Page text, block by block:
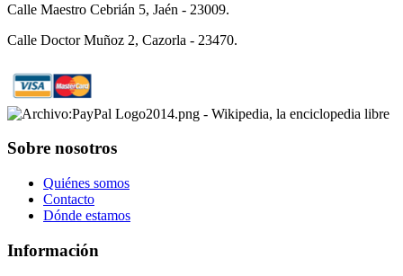
Calle Maestro Cebrián 5, Jaén - 23009.
Calle Doctor Muñoz 2, Cazorla - 23470.
Sobre nosotros
Quiénes somos
Contacto
Dónde estamos
Información